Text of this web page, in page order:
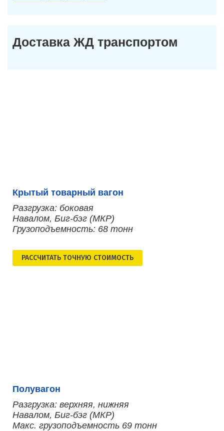
Доставка ЖД транспортом
Крытый товарный вагон
Разгрузка: боковая
Навалом, Биг-бэг (МКР)
Грузоподъемность: 68 тонн
РАСCЧИТАТЬ ТОЧНУЮ СТОИМОСТЬ
Полувагон
Разгрузка: верхняя, нижняя
Навалом, Биг-бэг (МКР)
Макс. грузоподъемность 69 тонн